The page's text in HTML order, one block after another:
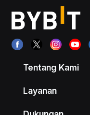
Tentang Kami
Layanan